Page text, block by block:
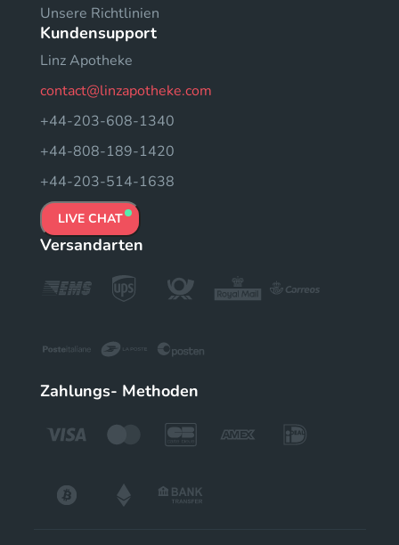
Unsere Richtlinien
Kundensupport
Linz Apotheke
contact@linzapotheke.com
+44-203-608-1340
+44-808-189-1420
+44-203-514-1638
LIVE CHAT
Versandarten
Zahlungs- Methoden